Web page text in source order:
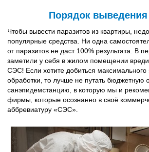
Порядок выведения
Чтобы вывести паразитов из квартиры,
популярные средства. Ни одна
от паразитов не даст 100% результата. В
заметили у себя в жилом помещении
СЭС! Если хотите добиться
обработки, то лучше не путать бюджетную
санэпидемстанцию, в которую мы и
фирмы, которые осознанно в своё
аббревиатуру «СЭС».